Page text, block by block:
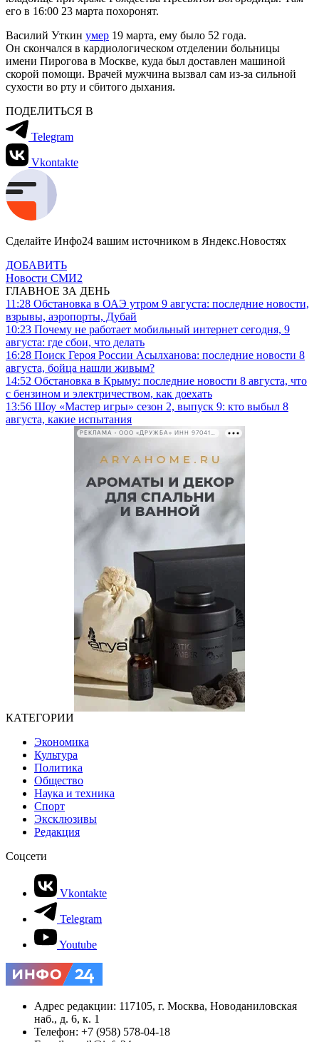
его в 16:00 23 марта похоронят.
Василий Уткин умер 19 марта, ему было 52 года.
Он скончался в кардиологическом отделении больницы
имени Пирогова в Москве, куда был доставлен машиной
скорой помощи. Врачей мужчина вызвал сам из-за сильной
сухости во рту и сбитого дыхания.
ПОДЕЛИТЬСЯ В
Telegram
Vkontakte
Сделайте Инфо24 вашим источником в Яндекс.Новостях
ДОБАВИТЬ
Новости СМИ2
ГЛАВНОЕ ЗА ДЕНЬ
11:28 Обстановка в ОАЭ утром 9 августа: последние новости,
взрывы, аэропорты, Дубай
10:23 Почему не работает мобильный интернет сегодня, 9
августа: где сбои, что делать
16:28 Поиск Героя России Асылханова: последние новости 8
августа, бойца нашли живым?
14:52 Обстановка в Крыму: последние новости 8 августа, что
с бензином и электричеством, как доехать
13:56 Шоу «Мастер игры» сезон 2, выпуск 9: кто выбыл 8
августа, какие испытания
РЕКЛАМА • ООО «ДРУЖБА» ИНН 9704146411
КАТЕГОРИИ
Экономика
Культура
Политика
Общество
Наука и техника
Спорт
Эксклюзивы
Редакция
Соцсети
Vkontakte
Telegram
Youtube
Адрес редакции: 117105, г. Москва, Новоданиловская
наб., д. 6, к. 1
Телефон: +7 (958) 578-04-18